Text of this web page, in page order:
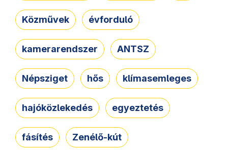
Közművek évforduló
kamerarendszer ANTSZ
Népsziget hős klímasemleges
hajóközlekedés egyeztetés
fásítés Zenélő-kút